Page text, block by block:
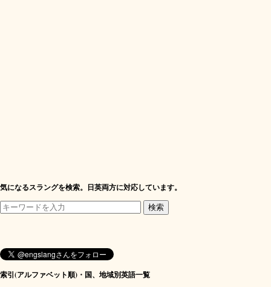
気になるスラングを検索。日英両方に対応しています。
索引(アルファベット順)・国、地域別英語一覧